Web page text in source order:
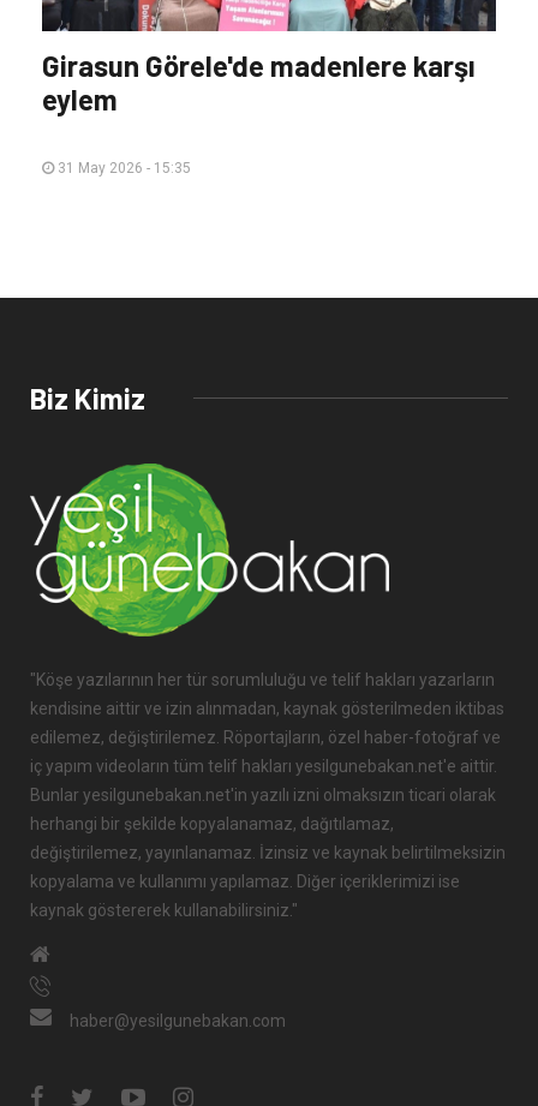
Girasun Görele'de madenlere karşı
eylem
31 May 2026 - 15:35
Biz Kimiz
"Köşe yazılarının her tür sorumluluğu ve telif hakları yazarların
kendisine aittir ve izin alınmadan, kaynak gösterilmeden iktibas
edilemez, değiştirilemez. Röportajların, özel haber-fotoğraf ve
iç yapım videoların tüm telif hakları yesilgunebakan.net'e aittir.
Bunlar yesilgunebakan.net'in yazılı izni olmaksızın ticari olarak
herhangi bir şekilde kopyalanamaz, dağıtılamaz,
değiştirilemez, yayınlanamaz. İzinsiz ve kaynak belirtilmeksizin
kopyalama ve kullanımı yapılamaz. Diğer içeriklerimizi ise
kaynak göstererek kullanabilirsiniz."
haber@yesilgunebakan.com